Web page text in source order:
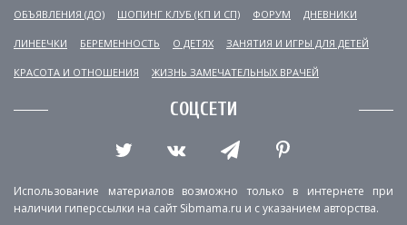
ОБЪЯВЛЕНИЯ (ДО) ШОПИНГ КЛУБ (КП И СП) ФОРУМ ДНЕВНИКИ
ЛИНЕЕЧКИ БЕРЕМЕННОСТЬ О ДЕТЯХ ЗАНЯТИЯ И ИГРЫ ДЛЯ ДЕТЕЙ
КРАСОТА И ОТНОШЕНИЯ ЖИЗНЬ ЗАМЕЧАТЕЛЬНЫХ ВРАЧЕЙ
СОЦСЕТИ
Использование материалов возможно только в интернете при
наличии гиперссылки на сайт Sibmama.ru и с указанием авторства.